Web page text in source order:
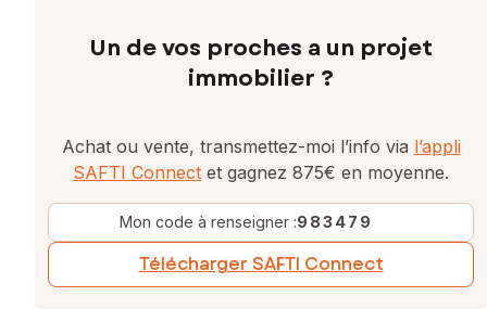
Un de vos proches a un projet
immobilier ?
Achat ou vente, transmettez-moi l’info via l’appli
SAFTI Connect et gagnez 875€ en moyenne.
Mon code à renseigner :983479
Télécharger SAFTI Connect